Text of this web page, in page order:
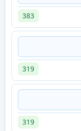
383
319
319